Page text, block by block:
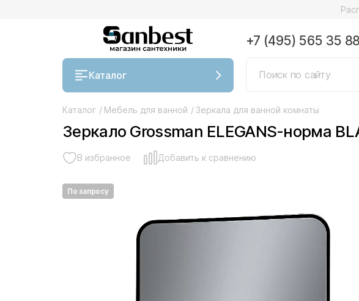
Каталог
+7 (495) 565 35 88
Каталог / Мебель для ванной / Зеркала для ванной комнаты
Зеркало Grossman ELEGANS-норма
В избранное Добавить к сравнению
По запросу